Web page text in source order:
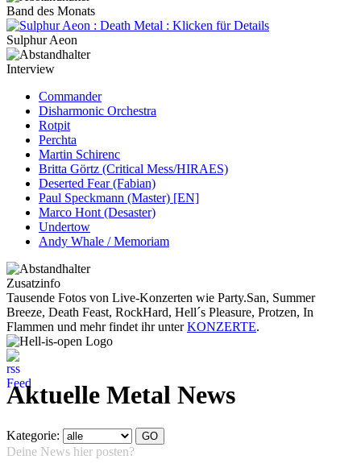
Band des Monats
Sulphur Aeon
Interview
Commander
Disharmonic Orchestra
Rotpit
Perchta
Martin Schirenc
Britta Görtz (Critical Mess/HIRAES)
Deserted Fear (Fabian)
Paul Speckmann (Master) [EN]
Marco Hont (Desaster)
Undertow
Andy Whale / Memoriam
Zusatzinfo
Tausende Fotos von Live-Konzerten wie Party.San, Summer
Breeze, Death Feast, RockHard, Hell´s Pleasure, Protzen, In
Flammen und mehr findet ihr unterKONZERTE.
Aktuelle Metal News
Kategorie:
Deine News hier posten?